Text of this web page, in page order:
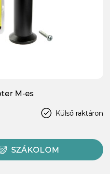
M-es
Külső raktáron
SZÁKOLOM